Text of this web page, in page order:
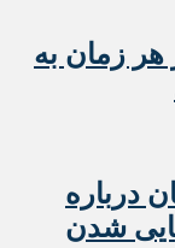
هر زمان به
درباره
شدن